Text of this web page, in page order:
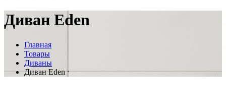
Диван Eden
Главная
Товары
Диваны
Диван Eden